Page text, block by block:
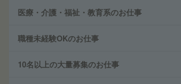
医療・介護・福祉・教育系のお仕事
職種未経験OKのお仕事
10名以上の大量募集のお仕事